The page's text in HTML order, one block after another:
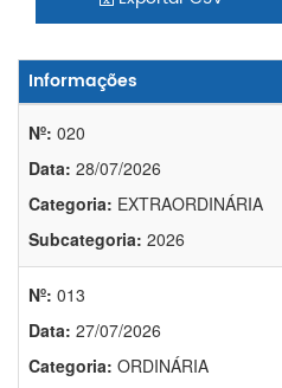
Informações
Nº: 020
Data: 28/07/2026
Categoria: EXTRAORDINÁRIA
Subcategoria: 2026
Nº: 013
Data: 27/07/2026
Categoria: ORDINÁRIA